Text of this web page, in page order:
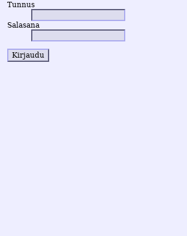
Tunnus
Salasana
Kirjaudu